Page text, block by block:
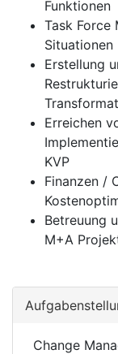
Funktionen
Task Force
Situationen
Erstellung
Erreichen
KVP
Finanzen /
Betreuung
M+A
Change